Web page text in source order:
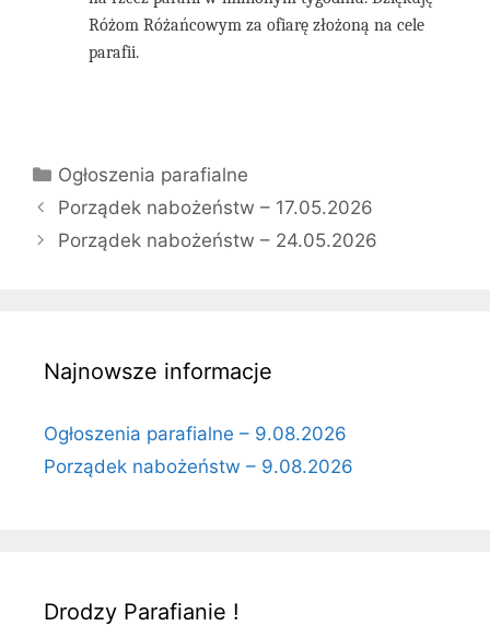
Różom Różańcowym za ofiarę złożoną na cele
parafii.
Kategorie
Ogłoszenia parafialne
Porządek nabożeństw – 17.05.2026
Porządek nabożeństw – 24.05.2026
Najnowsze informacje
Ogłoszenia parafialne – 9.08.2026
Porządek nabożeństw – 9.08.2026
Drodzy Parafianie !